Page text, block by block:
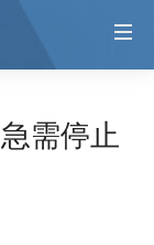
需停止